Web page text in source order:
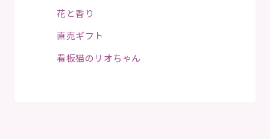
花と香り
直売ギフト
看板猫のリオちゃん